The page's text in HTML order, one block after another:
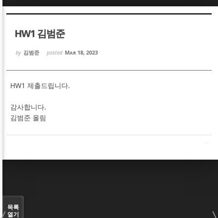
HW1 김범준
by 김범준 posted Mar 18, 2023
HW1 제출드립니다.
감사합니다.
김범준 올림
목록
열기
Sketchbook5, 스케치북5
Sketchbook5, 스케치북5
Sketchbook5, 스케치북5
Sketchbook5, 스케치북5